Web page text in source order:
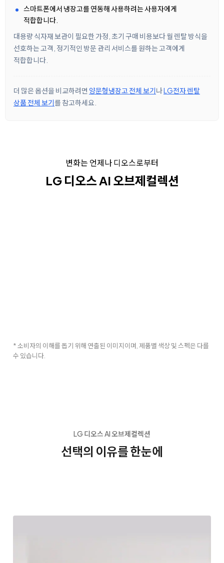
스마트폰에서 냉장고를 연동해 사용하려는 사용자에게
적합합니다.
대용량 식자재 보관이 필요한 가정, 초기 구매 비용보다 월 렌탈 방식을
선호하는 고객, 정기적인 방문 관리 서비스를 원하는 고객에게
적합합니다.
더 많은 옵션을 비교하려면 양문형냉장고 전체 보기나LG전자 렌탈
상품 전체 보기를 참고하세요.
변화는 언제나 디오스로부터
LG 디오스 AI 오브제컬렉션
* 소비자의 이해를 돕기 위해 연출된 이미지이며, 제품별 색상 및 스펙은 다를
수 있습니다.
LG 디오스 AI 오브제컬렉션
선택의 이유를 한눈에